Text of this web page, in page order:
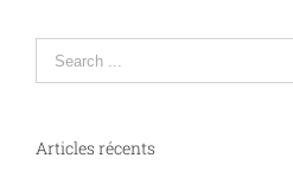
Search
for:
Articles récents